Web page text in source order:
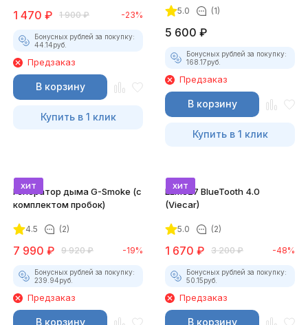
1 470 ₽ 1 900 ₽ -23%
Бонусных рублей за покупку:
44.14руб.
Предзаказ
В корзину
Купить в 1 клик
5.0 (1)
5 600 ₽
Бонусных рублей за покупку:
168.17руб.
Предзаказ
В корзину
Купить в 1 клик
хит
Генератор дыма G-Smoke (c
комплектом пробок)
4.5 (2)
7 990 ₽ 9 920 ₽ -19%
Бонусных рублей за покупку:
239.94руб.
Предзаказ
В корзину
хит
ELM327 BlueTooth 4.0
(Viecar)
5.0 (2)
1 670 ₽ 3 200 ₽ -48%
Бонусных рублей за покупку:
50.15руб.
Предзаказ
В корзину